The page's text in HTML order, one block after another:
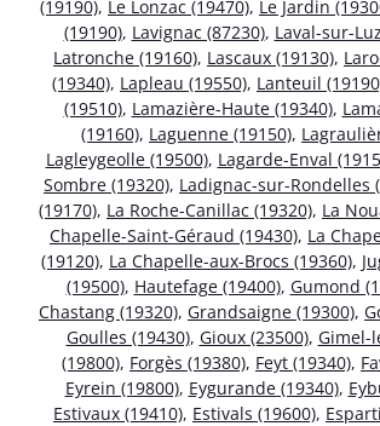
(19190), Le Lonzac (19470), Le Jardin
(19190), Lavignac (87230), Laval-sur-
Latronche (19160), Lascaux (19130),
(19340), Lapleau (19550), Lanteuil
(19510), Lamazière-Haute (19340),
(19160), Laguenne (19150),
Lagleygeolle (19500), Lagarde-Enval
Sombre (19320), Ladignac-sur-Rondelles
(19170), La Roche-Canillac (19320), La
Chapelle-Saint-Géraud (19430), La
(19120), La Chapelle-aux-Brocs (19360),
(19500), Hautefage (19400), Gumond
Chastang (19320), Grandsaigne (19300),
Goulles (19430), Gioux (23500), Gimel-
(19800), Forgès (19380), Feyt (19340),
Eyrein (19800), Eygurande (19340),
Estivaux (19410), Estivals (19600),